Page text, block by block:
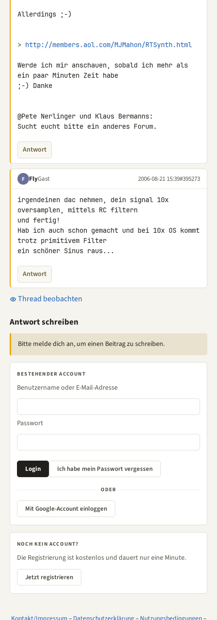
Allerdings ;-)
> http://members.aol.com/MJMahon/RTSynth.html
Werde ich mir anschauen, sobald ich mehr als
ein paar Minuten Zeit habe
;-) Danke
@Pete Nerlinger und Klaus Bermanns:
Sucht eucht bitte ein anderes Forum.
Antwort
F FlyGast 2006-08-21 15:39#395273
irgendeinen dac nehmen, dein signal 10x
oversamplen, mittels RC filtern
und fertig!
Hab ich auch schon gemacht und bei 10x OS kommt
trotz primitivem Filter
ein schöner Sinus raus...
Antwort
Thread beobachten
Antwort schreiben
Bitte melde dich an, um einen Beitrag zu schreiben.
BESTEHENDER ACCOUNT
Benutzername oder E-Mail-Adresse
Passwort
ODER
Mit Google-Account einloggen
NOCH KEIN ACCOUNT?
Die Registrierung ist kostenlos und dauert nur eine Minute.
Jetzt registrieren
Kontakt/Impressum– Datenschutzerklärung– Nutzungsbedingungen–